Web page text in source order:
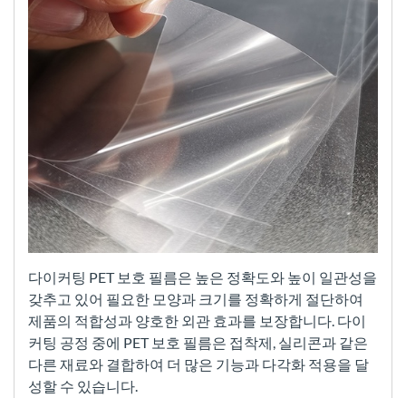
다이커팅 PET 보호 필름은 높은 정확도와 높이 일관성을
갖추고 있어 필요한 모양과 크기를 정확하게 절단하여
제품의 적합성과 양호한 외관 효과를 보장합니다. 다이
커팅 공정 중에 PET 보호 필름은 접착제, 실리콘과 같은
다른 재료와 결합하여 더 많은 기능과 다각화 적용을 달
성할 수 있습니다.